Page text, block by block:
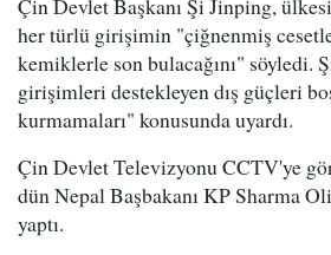
Çin Devlet Başkanı Şi Jinping,
her türlü girişimin "çiğnenmiş
kemiklerle son bulacağını" söyledi.
girişimleri destekleyen dış güçleri
kurmamaları" konusunda uyardı.
Çin Devlet Televizyonu CCTV'ye
dün Nepal Başbakanı KP Sharma
yaptı.